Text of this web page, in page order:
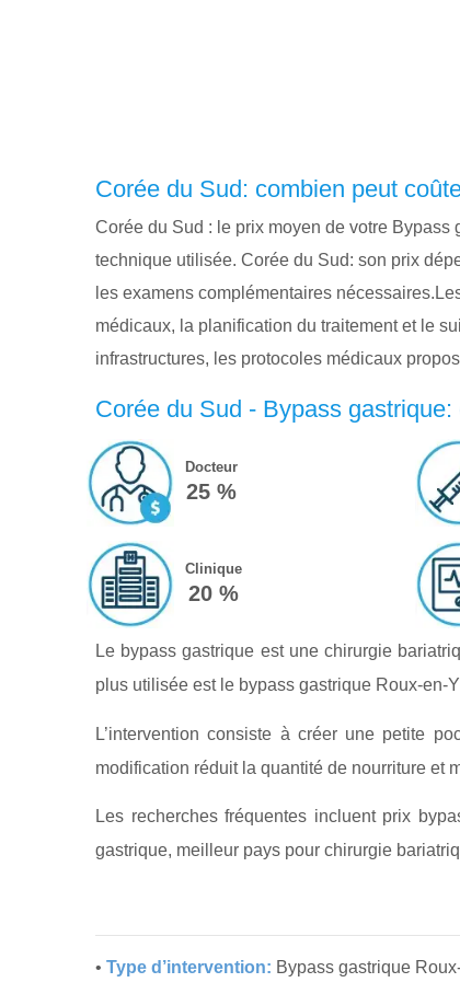
Corée du Sud: combien peut
Corée du Sud : le prix moyen de votre Bypass
technique utilisée. Corée du Sud: son prix
les examens complémentaires
médicaux, la planification du traitement et le
infrastructures, les protocoles médicaux
Corée du Sud - Bypass
Docteur
25 %
Clinique
20 %
Le bypass gastrique est une chirurgie
plus utilisée est le bypass gastrique Roux-en-
L’intervention consiste à créer une petite
modification réduit la quantité de nourriture et
Les recherches fréquentes incluent prix
gastrique, meilleur pays pour chirurgie
• Type d’intervention: Bypass gastrique